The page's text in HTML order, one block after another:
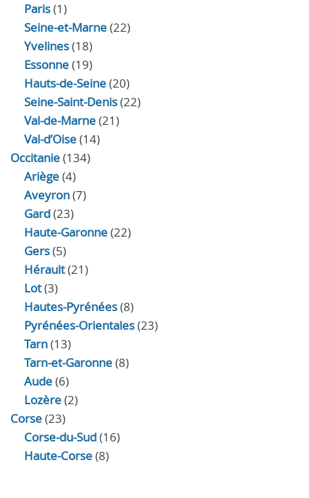
Paris(1)
Seine-et-Marne(22)
Yvelines(18)
Essonne(19)
Hauts-de-Seine(20)
Seine-Saint-Denis(22)
Val-de-Marne(21)
Val-d’Oise(14)
Occitanie(134)
Ariège(4)
Aveyron(7)
Gard(23)
Haute-Garonne(22)
Gers(5)
Hérault(21)
Lot(3)
Hautes-Pyrénées(8)
Pyrénées-Orientales(23)
Tarn(13)
Tarn-et-Garonne(8)
Aude(6)
Lozère(2)
Corse(23)
Corse-du-Sud(16)
Haute-Corse(8)